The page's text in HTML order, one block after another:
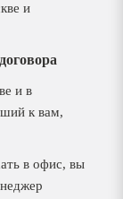
и
и в
к вам,
в офис, вы